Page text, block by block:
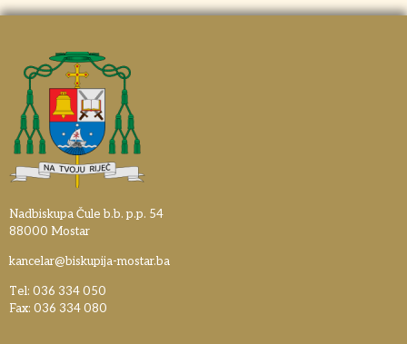
Nadbiskupa Čule b.b. p.p. 54
88000 Mostar
kancelar@biskupija-mostar.ba
Tel: 036 334 050
Fax: 036 334 080